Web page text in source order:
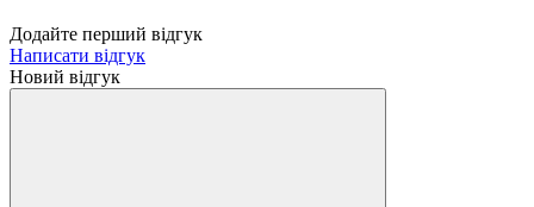
Додайте перший відгук
Написати відгук
Новий відгук